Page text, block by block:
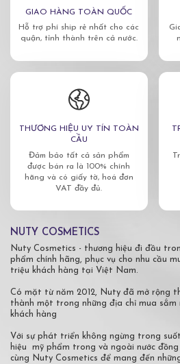
GIAO HÀNG TOÀN QUỐC
Hỗ trợ phí ship rẻ nhất cho các
quận, tỉnh thành trên cả nước.
THƯƠNG HIỆU UY TÍN TOÀN
CẦU
Đảm bảo tất cả sản phẩm
được bán ra là 100% chính
hãng và có giấy tờ, hoá đơn
VAT đầy đủ.
NUTY COSMETICS
Nuty Cosmetics - thương hiệu đi đầu
phẩm chính hãng, phục vụ cho nhu cầu
triệu khách hàng tại Việt Nam.
Có mặt từ năm 2012, Nuty đã mở rộng
thành một trong những địa chỉ mua
khách hàng
Với sự phát triển không ngừng trong
hiệu mỹ phẩm trong và ngoài nước
cùng Nuty Cosmetics để mang đến